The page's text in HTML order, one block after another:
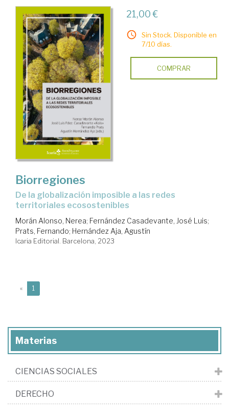
21,00 €
Sin Stock. Disponible en
7/10 días.
COMPRAR
Biorregiones
de la globalización imposible a las redes
territoriales ecosostenibles
Morán Alonso, Nerea; Fernández Casadevante, José Luis;
Prats, Fernando; Hernández Aja, Agustín
Icaria Editorial. Barcelona, 2023
« 1
Materias
CIENCIAS SOCIALES
DERECHO